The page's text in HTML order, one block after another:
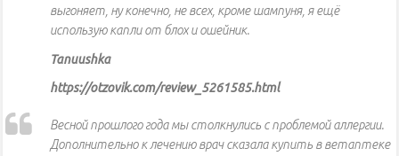
выгоняет, ну конечно, не всех, кроме шампуня, я ещё
использую капли от блох и ошейник.
Tanuushka
https://otzovik.com/review_5261585.html
Весной прошлого года мы столкнулись с проблемой аллергии.
Дополнительно к лечению врач сказала купить в ветаптеке